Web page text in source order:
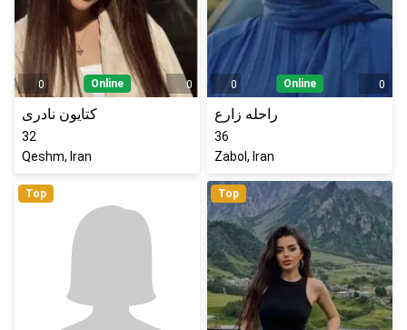
0 Online 0
کتایون نادری
32
Qeshm, Iran
0 Online 0
راحله زارع
36
Zabol, Iran
Top Top